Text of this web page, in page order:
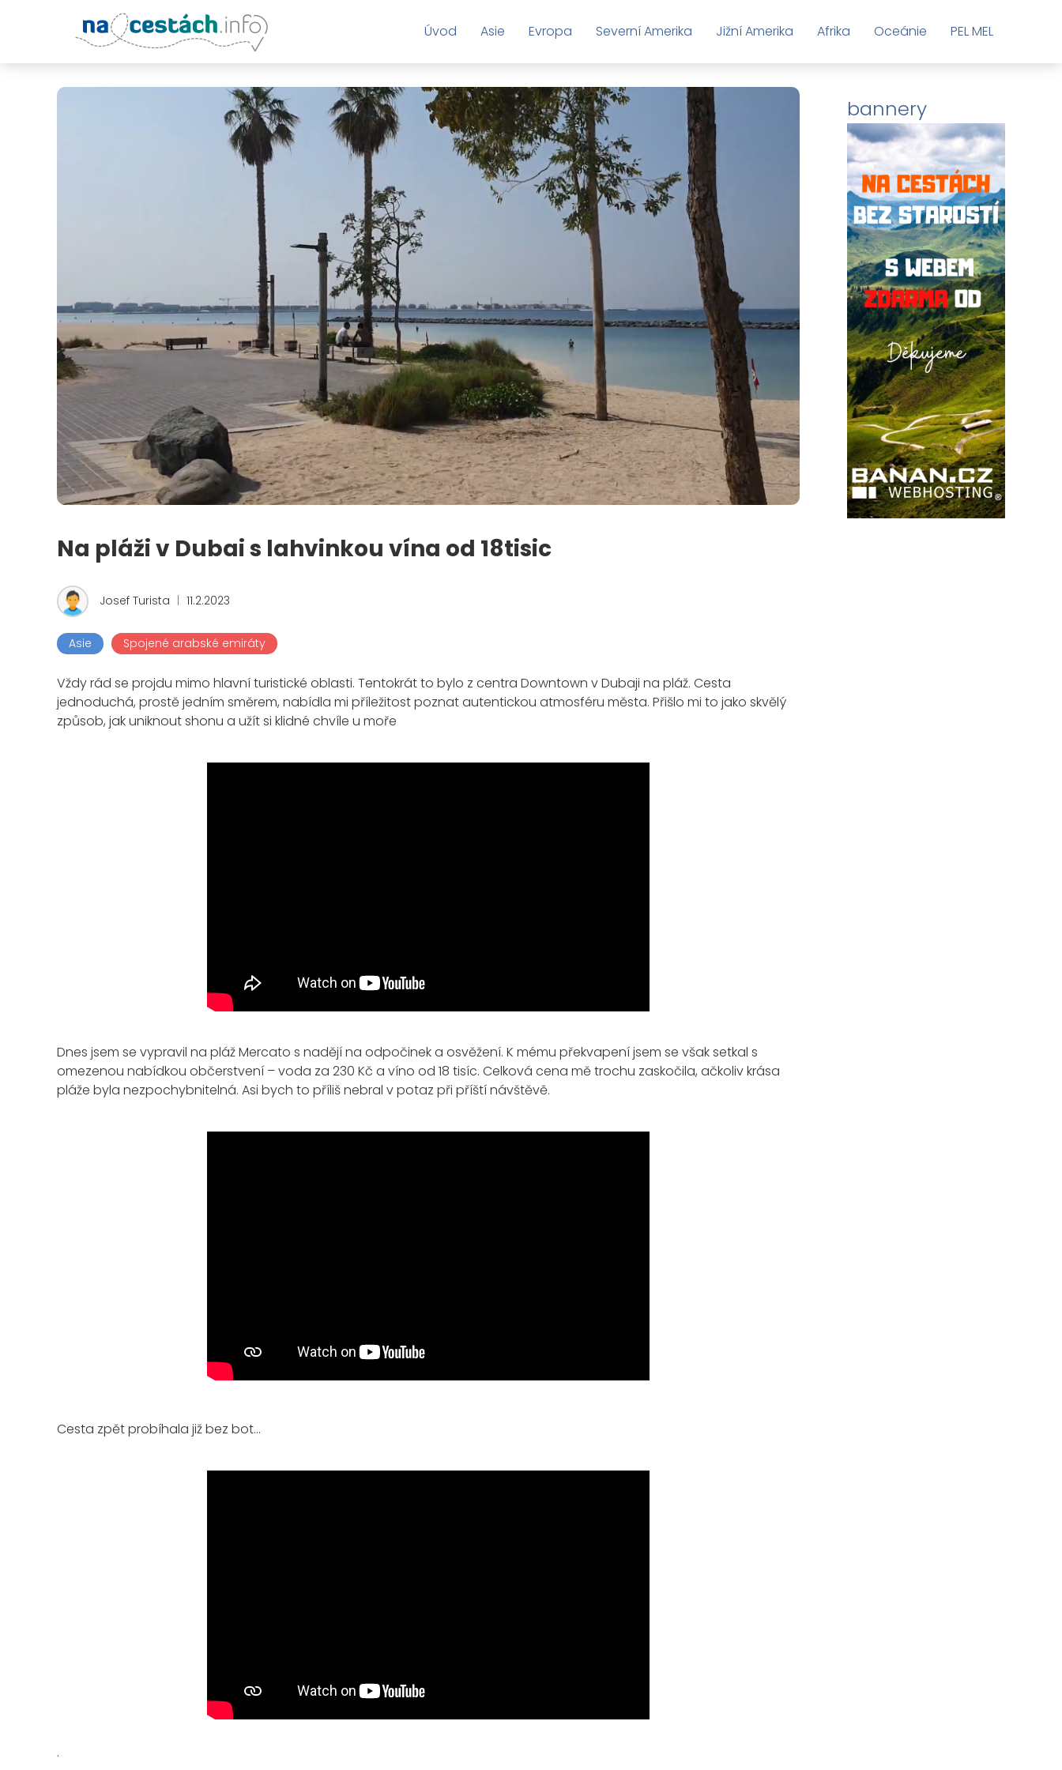
Úvod Asie Evropa Severní Amerika Jižní Amerika Afrika Oceánie PEL MEL
bannery
Toplist
Na pláži v Dubai s lahvinkou vína od 18tisic
Josef Turista | 11.2.2023
Asie Spojené arabské emiráty
Vždy rád se projdu mimo hlavní turistické oblasti. Tentokrát to bylo z centra Downtown v Dubaji na pláž. Cesta
jednoduchá, prostě jedním směrem, nabídla mi příležitost poznat autentickou atmosféru města. Přišlo mi to jako skvělý
způsob, jak uniknout shonu a užít si klidné chvíle u moře
Dnes jsem se vypravil na pláž Mercato s nadějí na odpočinek a osvěžení. K mému překvapení jsem se však setkal s
omezenou nabídkou občerstvení – voda za 230 Kč a víno od 18 tisíc. Celková cena mě trochu zaskočila, ačkoliv krása
pláže byla nezpochybnitelná. Asi bych to příliš nebral v potaz při příští návštěvě.
Cesta zpět probíhala již bez bot...
.